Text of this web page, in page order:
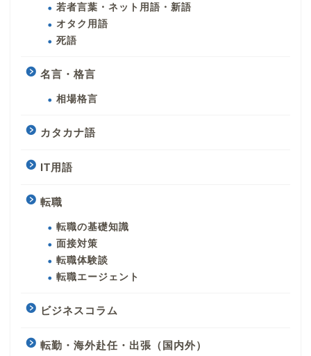
若者言葉・ネット用語・新語
オタク用語
死語
名言・格言
相場格言
カタカナ語
IT用語
転職
転職の基礎知識
面接対策
転職体験談
転職エージェント
ビジネスコラム
転勤・海外赴任・出張（国内外）